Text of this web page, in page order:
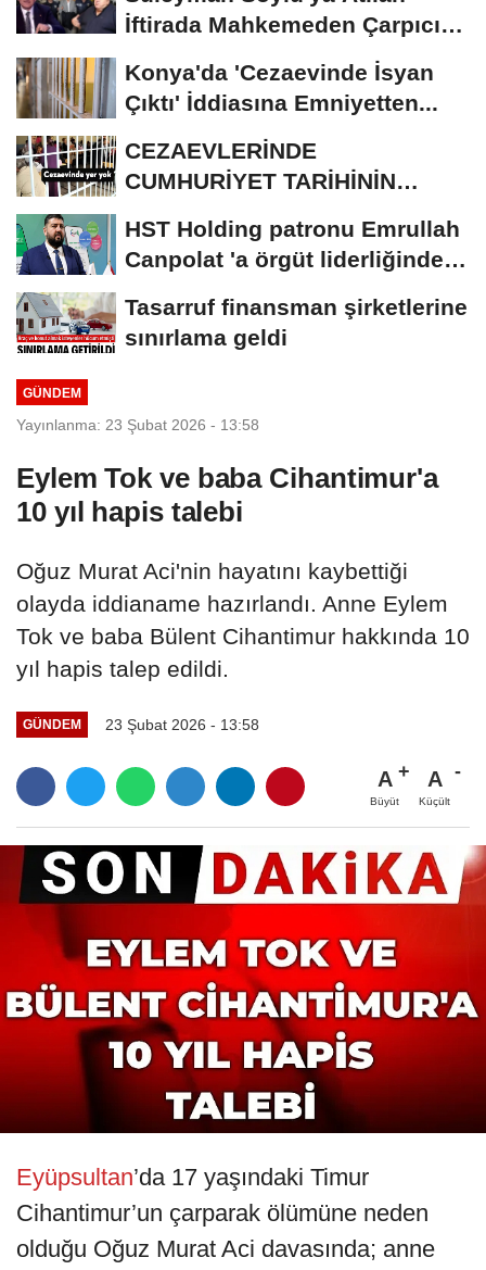
İftirada Mahkemeden Çarpıcı
Konya'da 'Cezaevinde İsyan
Çıktı' İddiasına Emniyetten...
CEZAEVLERİNDE
CUMHURİYET TARİHİNİN
KİŞİ...
HST Holding patronu Emrullah
Canpolat 'a örgüt liderliğinden
Tasarruf finansman şirketlerine
sınırlama geldi
GÜNDEM
Yayınlanma: 23 Şubat 2026 - 13:58
Eylem Tok ve baba Cihantimur'a
10 yıl hapis talebi
Oğuz Murat Aci'nin hayatını kaybettiği
olayda iddianame hazırlandı. Anne Eylem
Tok ve baba Bülent Cihantimur hakkında 10
yıl hapis talep edildi.
GÜNDEM 23 Şubat 2026 - 13:58
A
Büyüt
A
Küçült
Eyüpsultan’da 17 yaşındaki Timur
Cihantimur’un çarparak ölümüne neden
olduğu Oğuz Murat Aci davasında; anne